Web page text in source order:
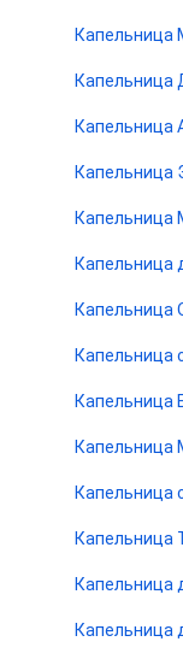
Капельница
Капельница
Капельница
Капельница
Капельница
Капельница
Капельница
Капельница
Капельница
Капельница
Капельница
Капельница
Капельница
Капельница